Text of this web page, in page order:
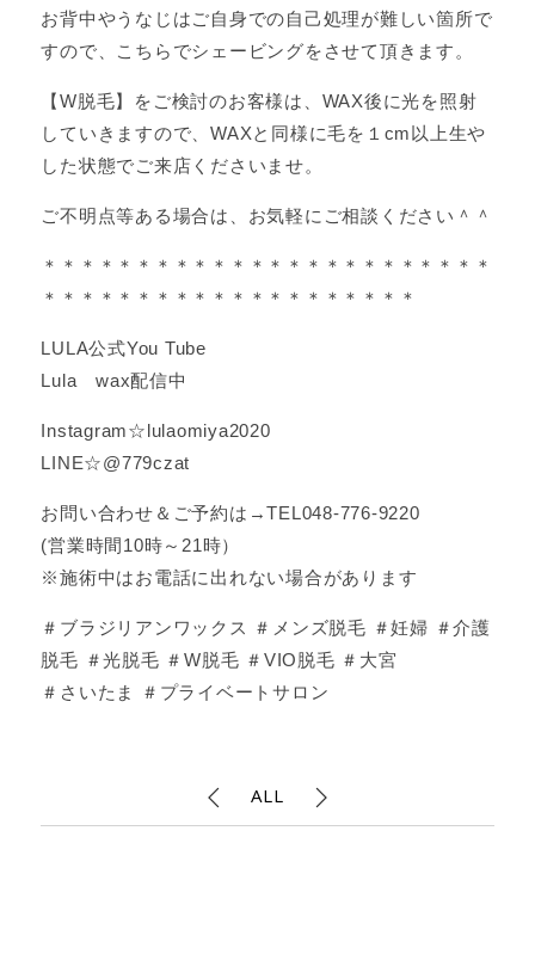
お背中やうなじはご自身での自己処理が難しい箇所で
すので、こちらでシェービングをさせて頂きます。
【W脱毛】をご検討のお客様は、WAX後に光を照射
していきますので、WAXと同様に毛を１cm以上生や
した状態でご来店くださいませ。
ご不明点等ある場合は、お気軽にご相談ください＾＾
＊＊＊＊＊＊＊＊＊＊＊＊＊＊＊＊＊＊＊＊＊＊＊＊
＊＊＊＊＊＊＊＊＊＊＊＊＊＊＊＊＊＊＊＊
LULA公式You Tube
Lula wax配信中
Instagram☆lulaomiya2020
LINE☆@779czat
お問い合わせ＆ご予約は→TEL048-776-9220
(営業時間10時～21時）
※施術中はお電話に出れない場合があります
＃ブラジリアンワックス ＃メンズ脱毛 ＃妊婦 ＃介護
脱毛 ＃光脱毛 ＃W脱毛 ＃VIO脱毛 ＃大宮
＃さいたま ＃プライベートサロン
ALL